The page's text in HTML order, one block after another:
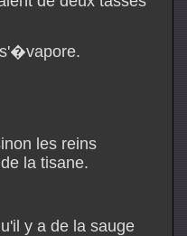
les reins
la tisane.
y a de la sauge